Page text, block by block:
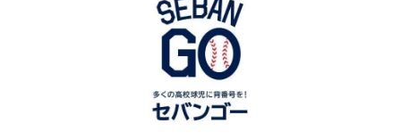
社・横田社長が 『ドナルド・マ
クドナルド・ハウス』を訪問。
読売ジャイアンツ・丸選手と対